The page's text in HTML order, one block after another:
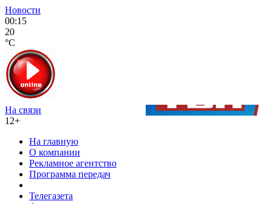
Новости
00:15
20
°C
На связи
12+
На главную
О компании
Рекламное агентство
Программа передач
Телегазета